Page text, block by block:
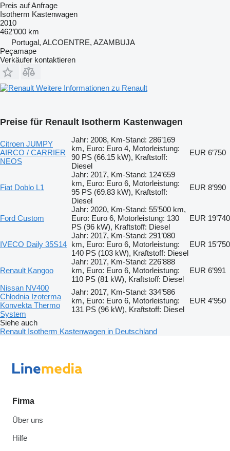
Preis auf Anfrage
Isotherm Kastenwagen
2010
462’000 km
Portugal, ALCOENTRE, AZAMBUJA
Peçamape
Verkäufer kontaktieren
Weitere Informationen zu Renault
Preise für Renault Isotherm Kastenwagen
Citroen JUMPY
AIRCO / CARRIER
NEOS
Jahr: 2008, Km-Stand: 286’169
km, Euro: Euro 4, Motorleistung:
90 PS (66.15 kW), Kraftstoff:
Diesel
EUR 6’750
Fiat Doblo L1
Jahr: 2017, Km-Stand: 124’659
km, Euro: Euro 6, Motorleistung:
95 PS (69.83 kW), Kraftstoff:
Diesel
EUR 8’990
Ford Custom
Jahr: 2020, Km-Stand: 55’500 km,
Euro: Euro 6, Motorleistung: 130
PS (96 kW), Kraftstoff: Diesel
EUR 19’740
IVECO Daily 35S14
Jahr: 2017, Km-Stand: 291’080
km, Euro: Euro 6, Motorleistung:
140 PS (103 kW), Kraftstoff: Diesel
EUR 15’750
Renault Kangoo
Jahr: 2017, Km-Stand: 226’888
km, Euro: Euro 6, Motorleistung:
110 PS (81 kW), Kraftstoff: Diesel
EUR 6’991
Nissan NV400
Chłodnia Izoterma
Konvekta Thermo
System
Jahr: 2017, Km-Stand: 334’586
km, Euro: Euro 6, Motorleistung:
131 PS (96 kW), Kraftstoff: Diesel
EUR 4’950
Siehe auch
Renault Isotherm Kastenwagen in Deutschland
Firma
Über uns
Hilfe